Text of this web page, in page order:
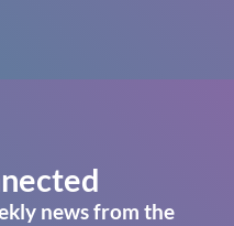
news from the